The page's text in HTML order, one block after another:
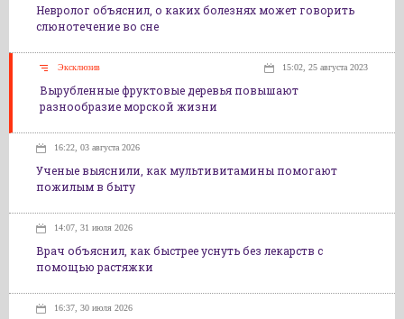
Невролог объяснил, о каких болезнях может говорить
слюнотечение во сне
Эксклюзив 15:02, 25 августа 2023
Вырубленные фруктовые деревья повышают
разнообразие морской жизни
16:22, 03 августа 2026
Ученые выяснили, как мультивитамины помогают
пожилым в быту
14:07, 31 июля 2026
Врач объяснил, как быстрее уснуть без лекарств с
помощью растяжки
16:37, 30 июля 2026